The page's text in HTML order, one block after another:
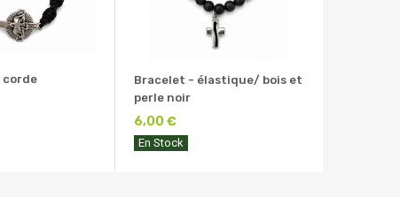
corde
Bracelet - élastique/ bois et
perle noir
6,00 €
En Stock